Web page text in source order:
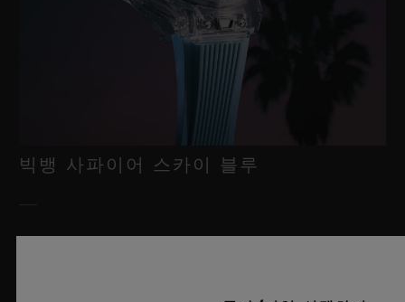
빅뱅 사파이어 스카이 블루